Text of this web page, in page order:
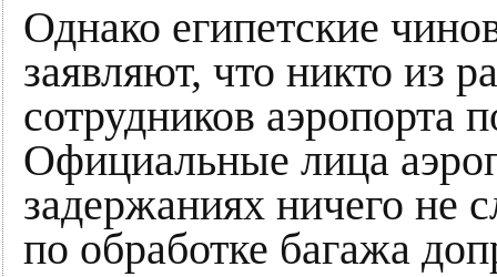
Однако египетские
заявляют, что никто из
сотрудников аэропорта
Официальные лица
задержаниях ничего не
по обработке багажа